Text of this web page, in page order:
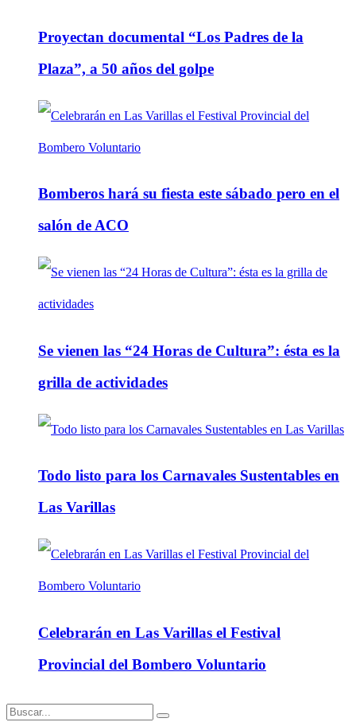
Proyectan documental “Los Padres de la
Plaza”, a 50 años del golpe
Bomberos hará su fiesta este sábado pero en el
salón de ACO
Se vienen las “24 Horas de Cultura”: ésta es la
grilla de actividades
Todo listo para los Carnavales Sustentables en
Las Varillas
Celebrarán en Las Varillas el Festival
Provincial del Bombero Voluntario